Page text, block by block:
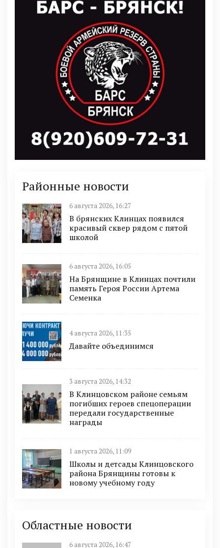
Районные новости
6 августа 2026, 16:27
В брянских Клинцах появился
красивый сквер рядом с пятой
школой
6 августа 2026, 16:05
На Брянщине в Клинцах почтили
память Героя России Артема
Семенка
4 августа 2026, 11:35
Давайте объединимся
3 августа 2026, 14:32
В Клинцовском районе семьям
погибших героев спецоперации
передали государственные
награды
1 августа 2026, 11:09
Школы и детсады Клинцовского
района Брянщины готовы к
новому учебному году
Областные новости
6 августа 2026, 16:47